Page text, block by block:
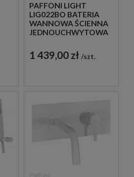
PAFFONI LIGHT
LIG022BO BATERIA
WANNOWA ŚCIENNA
JEDNOUCHWYTOWA
1 439,00 zł szt.